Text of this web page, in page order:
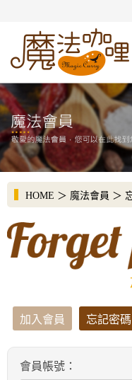
HOME ＞ 魔法會員 ＞
加入會員 忘記密碼
會員帳號：